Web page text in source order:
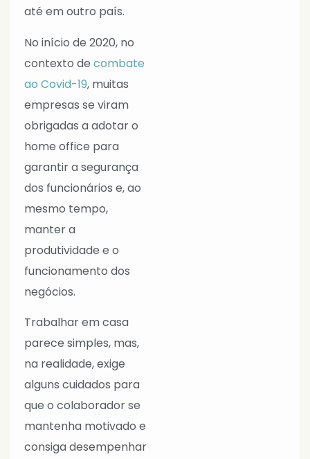
até em outro país.
No início de 2020, no
contexto de combate
ao Covid-19, muitas
empresas se viram
obrigadas a adotar o
home office para
garantir a segurança
dos funcionários e, ao
mesmo tempo,
manter a
produtividade e o
funcionamento dos
negócios.
Trabalhar em casa
parece simples, mas,
na realidade, exige
alguns cuidados para
que o colaborador se
mantenha motivado e
consiga desempenhar